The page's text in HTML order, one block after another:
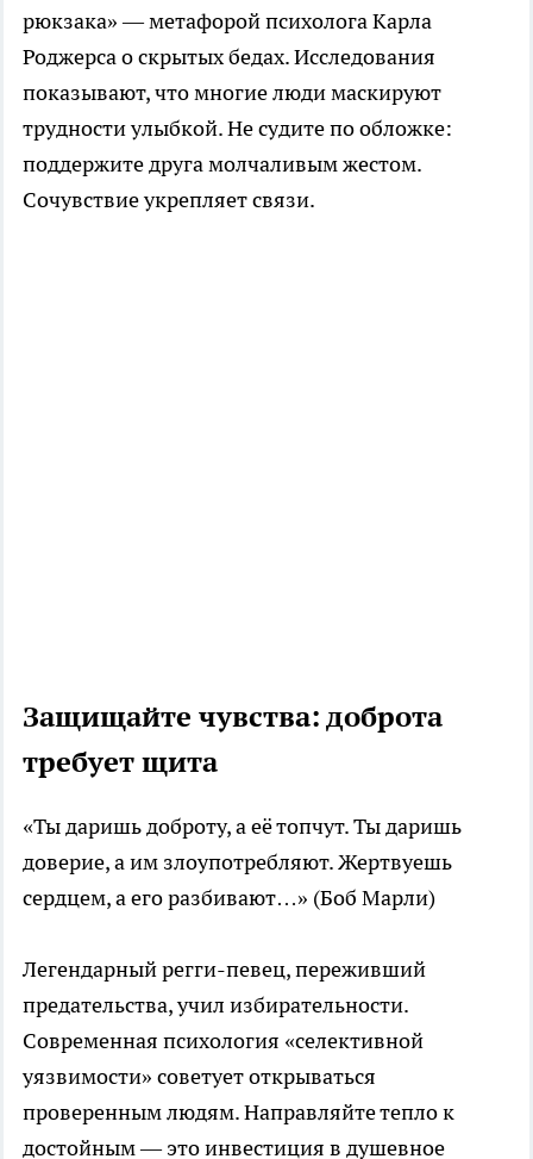
рюкзака» — метафорой психолога Карла
Роджерса о скрытых бедах. Исследования
показывают, что многие люди маскируют
трудности улыбкой. Не судите по обложке:
поддержите друга молчаливым жестом.
Сочувствие укрепляет связи.
Защищайте чувства: доброта
требует щита
«Ты даришь доброту, а её топчут. Ты даришь
доверие, а им злоупотребляют. Жертвуешь
сердцем, а его разбивают…» (Боб Марли)
Легендарный регги-певец, переживший
предательства, учил избирательности.
Современная психология «селективной
уязвимости» советует открываться
проверенным людям. Направляйте тепло к
достойным — это инвестиция в душевное